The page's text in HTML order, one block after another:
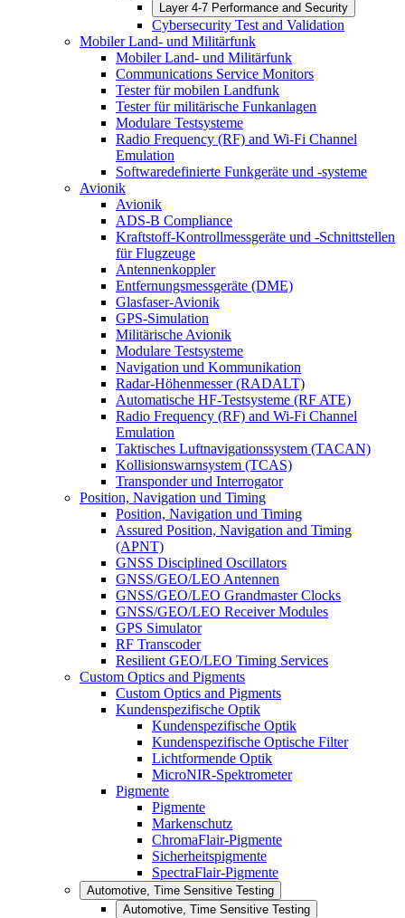
Layer 4-7 Performance and Security
Cybersecurity Test and Validation
Mobiler Land- und Militärfunk
Mobiler Land- und Militärfunk
Communications Service Monitors
Tester für mobilen Landfunk
Tester für militärische Funkanlagen
Modulare Testsysteme
Radio Frequency (RF) and Wi-Fi Channel
Emulation
Softwaredefinierte Funkgeräte und -systeme
Avionik
Avionik
ADS-B Compliance
Kraftstoff-Kontrollmessgeräte und -Schnittstellen
für Flugzeuge
Antennenkoppler
Entfernungsmessgeräte (DME)
Glasfaser-Avionik
GPS-Simulation
Militärische Avionik
Modulare Testsysteme
Navigation und Kommunikation
Radar-Höhenmesser (RADALT)
Automatische HF-Testsysteme (RF ATE)
Radio Frequency (RF) and Wi-Fi Channel
Emulation
Taktisches Luftnavigationssystem (TACAN)
Kollisionswarnsystem (TCAS)
Transponder und Interrogator
Position, Navigation und Timing
Position, Navigation und Timing
Assured Position, Navigation and Timing
(APNT)
GNSS Disciplined Oscillators
GNSS/GEO/LEO Antennen
GNSS/GEO/LEO Grandmaster Clocks
GNSS/GEO/LEO Receiver Modules
GPS Simulator
RF Transcoder
Resilient GEO/LEO Timing Services
Custom Optics and Pigments
Custom Optics and Pigments
Kundenspezifische Optik
Kundenspezifische Optik
Kundenspezifische Optische Filter
Lichtformende Optik
MicroNIR-Spektrometer
Pigmente
Pigmente
Markenschutz
ChromaFlair-Pigmente
Sicherheitspigmente
SpectraFlair-Pigmente
Automotive, Time Sensitive Testing
Automotive, Time Sensitive Testing